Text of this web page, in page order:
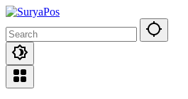
Skip
content